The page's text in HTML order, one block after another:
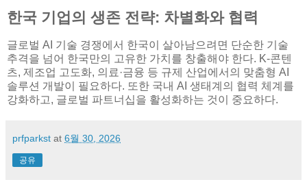
한국 기업의 생존 전략: 차별화와 협력
글로벌 AI 기술 경쟁에서 한국이 살아남으려면 단순한 기술
추격을 넘어 한국만의 고유한 가치를 창출해야 한다. K-콘텐
츠, 제조업 고도화, 의료·금융 등 규제 산업에서의 맞춤형 AI
솔루션 개발이 필요하다. 또한 국내 AI 생태계의 협력 체계를
강화하고, 글로벌 파트너십을 활성화하는 것이 중요하다.
prfparkst at 6월 30, 2026
공유